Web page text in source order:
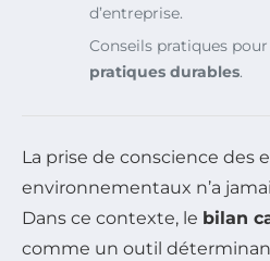
d’entreprise.
Conseils pratiques
pratiques durables.
La prise de conscience des
environnementaux n’a
Dans ce contexte, le bilan
comme un outil